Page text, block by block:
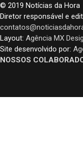
© 2019 Notícias da Hora
Diretor responsável e
Layout: Agência MX
Site desenvolvido por:
NOSSOS